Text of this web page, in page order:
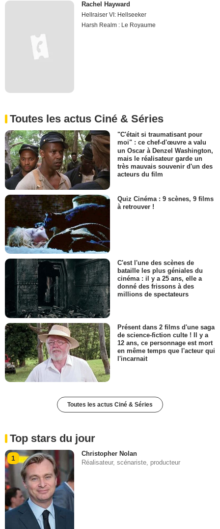
Rachel Hayward
Hellraiser VI: Hellseeker
Harsh Realm : Le Royaume
Toutes les actus Ciné & Séries
"C'était si traumatisant pour
moi" : ce chef-d'œuvre a valu
un Oscar à Denzel Washington,
mais le réalisateur garde un
très mauvais souvenir d'un des
acteurs du film
Quiz Cinéma : 9 scènes, 9 films
à retrouver !
C'est l'une des scènes de
bataille les plus géniales du
cinéma : il y a 25 ans, elle a
donné des frissons à des
millions de spectateurs
Présent dans 2 films d'une saga
de science-fiction culte ! Il y a
12 ans, ce personnage est mort
en même temps que l'acteur qui
l'incarnait
Toutes les actus Ciné & Séries
Top stars du jour
1
Christopher Nolan
Réalisateur, scénariste, producteur